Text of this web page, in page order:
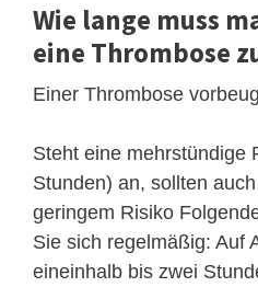
Wie lange muss
eine Thrombose
Einer Thrombose
Steht eine mehrstündige
Stunden) an, sollten
geringem Risiko
Sie sich regelmäßig: Auf
eineinhalb bis zwei